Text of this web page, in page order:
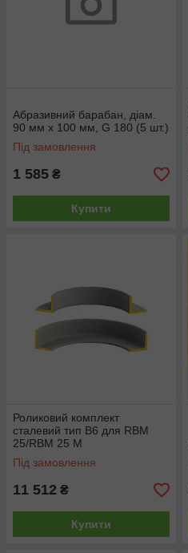
Абразивний барабан, діам.
90 мм х 100 мм, G 180 (5 шт.)
Під замовлення
1 585 ₴
Купити
Роликовий комплект
сталевий тип B6 для RBM
25/RBM 25 M
Під замовлення
11 512 ₴
Купити